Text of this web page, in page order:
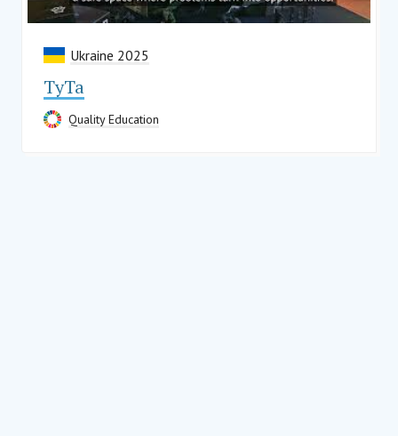
Ukraine 2025
ТуТа
Quality Education